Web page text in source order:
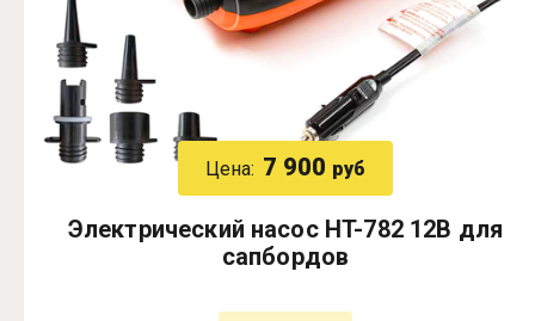
Цена: 7 900 руб
Электрический насос HT-782 12В для
сапбордов